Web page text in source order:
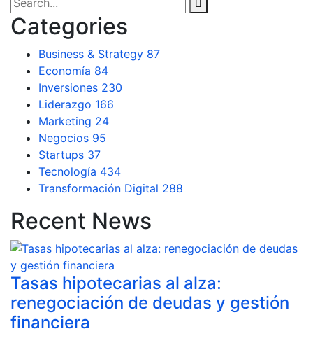
Categories
Business & Strategy 87
Economía 84
Inversiones 230
Liderazgo 166
Marketing 24
Negocios 95
Startups 37
Tecnología 434
Transformación Digital 288
Recent News
Tasas hipotecarias al alza:
renegociación de deudas y gestión
financiera